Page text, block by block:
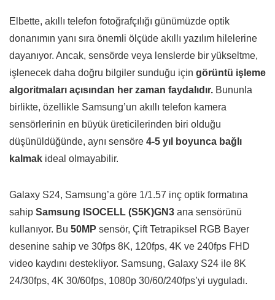
Elbette, akıllı telefon fotoğrafçılığı günümüzde optik
donanımın yanı sıra önemli ölçüde akıllı yazılım hilelerine
dayanıyor. Ancak, sensörde veya lenslerde bir yükseltme,
işlenecek daha doğru bilgiler sunduğu için görüntü işleme
algoritmaları açısından her zaman faydalıdır. Bununla
birlikte, özellikle Samsung’un akıllı telefon kamera
sensörlerinin en büyük üreticilerinden biri olduğu
düşünüldüğünde, aynı sensöre 4-5 yıl boyunca bağlı
kalmak ideal olmayabilir.
Galaxy S24, Samsung’a göre 1/1.57 inç optik formatına
sahip Samsung ISOCELL (S5K)GN3 ana sensörünü
kullanıyor. Bu 50MP sensör, Çift Tetrapiksel RGB Bayer
desenine sahip ve 30fps 8K, 120fps, 4K ve 240fps FHD
video kaydını destekliyor. Samsung, Galaxy S24 ile 8K
24/30fps, 4K 30/60fps, 1080p 30/60/240fps’yi uyguladı.